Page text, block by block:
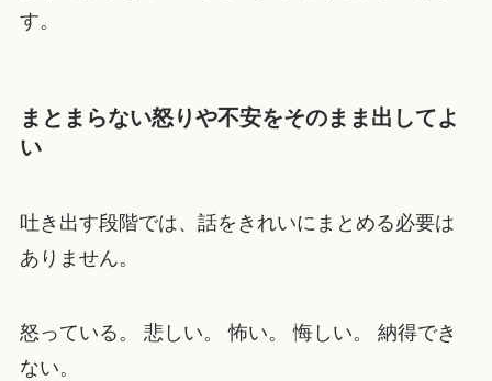
す。
まとまらない怒りや不安をそのまま出してよ
い
吐き出す段階では、話をきれいにまとめる必要は
ありません。
怒っている。 悲しい。 怖い。 悔しい。 納得でき
ない。